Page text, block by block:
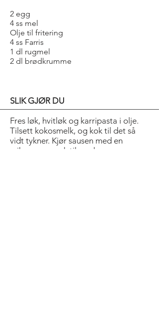
2 egg
4 ss mel
Olje til fritering
4 ss Farris
1 dl rugmel
2 dl brødkrumme
SLIK GJØR DU
Fres løk, hvitløk og karripasta i olje.
Tilsett kokosmelk, og kok til det så
vidt tykner. Kjør sausen med en
mikser, og smak til med soyasaus.